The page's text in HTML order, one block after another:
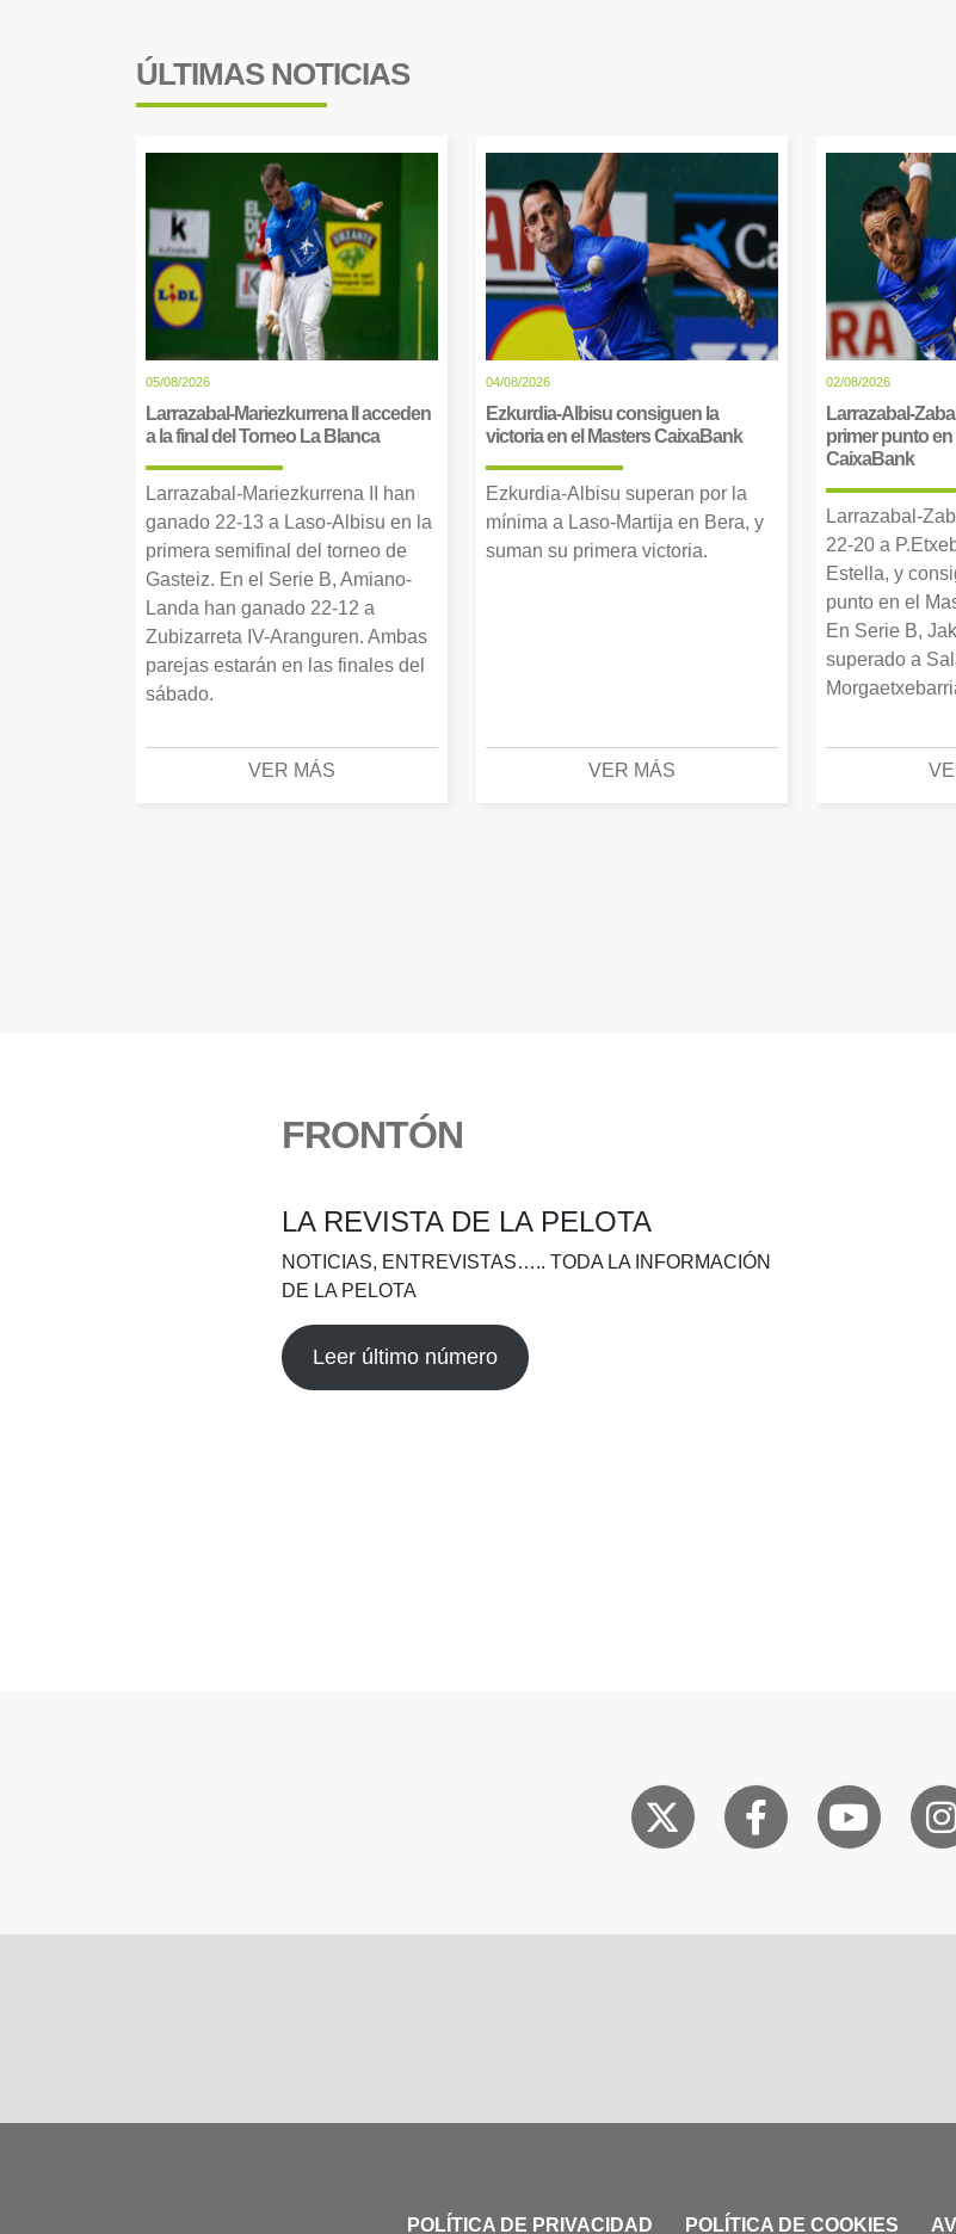
ÚLTIMAS NOTICIAS
05/08/2026
Larrazabal-Mariezkurrena II acceden
a la final del Torneo La Blanca
Larrazabal-Mariezkurrena II han
ganado 22-13 a Laso-Albisu en la
primera semifinal del torneo de
Gasteiz. En el Serie B, Amiano-
Landa han ganado 22-12 a
Zubizarreta IV-Aranguren. Ambas
parejas estarán en las finales del
sábado.
VER MÁS
04/08/2026
Ezkurdia-Albisu consiguen la
victoria en el Masters CaixaBank
Ezkurdia-Albisu superan por la
mínima a Laso-Martija en Bera, y
suman su primera victoria.
VER MÁS
02/08/2026
Larrazabal-
primer punto en
CaixaBank
Larrazabal-
22-20 a
Estella, y
punto en el
En Serie B,
superado a
FRONTÓN
LA REVISTA DE LA PELOTA
NOTICIAS, ENTREVISTAS….. TODA LA INFORMACIÓN
DE LA PELOTA
Leer último número
POLÍTICA DE PRIVACIDAD POLÍTICA DE COOKIES